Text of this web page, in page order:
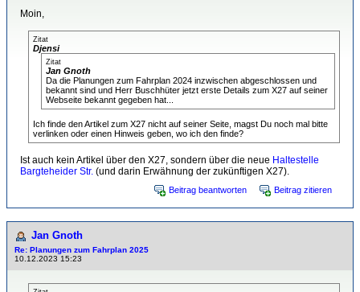
Moin,
Zitat
Djensi
Zitat
Jan Gnoth
Da die Planungen zum Fahrplan 2024 inzwischen abgeschlossen und
bekannt sind und Herr Buschhüter jetzt erste Details zum X27 auf seiner
Webseite bekannt gegeben hat...
Ich finde den Artikel zum X27 nicht auf seiner Seite, magst Du noch mal bitte
verlinken oder einen Hinweis geben, wo ich den finde?
Ist auch kein Artikel über den X27, sondern über die neue Haltestelle
Bargteheider Str. (und darin Erwähnung der zukünftigen X27).
Beitrag beantworten Beitrag zitieren
Jan Gnoth
Re: Planungen zum Fahrplan 2025
10.12.2023 15:23